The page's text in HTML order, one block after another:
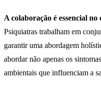
A colaboração é essencial
Psiquiatras trabalham em
garantir uma abordagem
abordar não apenas os
ambientais que influenciam a